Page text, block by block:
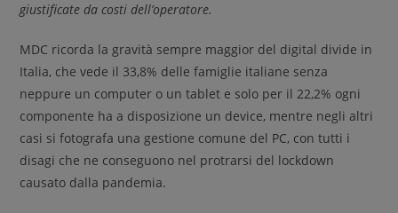
giustificate da costi dell’operatore.
MDC ricorda la gravità sempre maggior del digital divide in
Italia, che vede il 33,8% delle famiglie italiane senza
neppure un computer o un tablet e solo per il 22,2% ogni
componente ha a disposizione un device, mentre negli altri
casi si fotografa una gestione comune del PC, con tutti i
disagi che ne conseguono nel protrarsi del lockdown
causato dalla pandemia.